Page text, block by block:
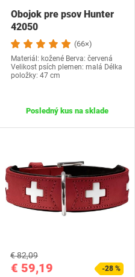
Obojok pre psov Hunter
42050
(66×)
Materiál: kožené Berva: červená
Velikost psích plemen: malá Délka
položky: 47 cm
Posledný kus na sklade
€ 59,19
€ 82,09
-28 %